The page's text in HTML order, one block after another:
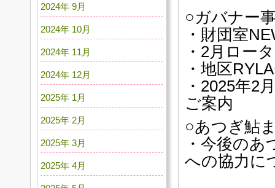
○ガバナー
・財団室
・2月ロー
・地区
・2025年2
ご案内
○あつぎ鮎
・今後の
への協力に
2024年 9月
2024年 10月
2024年 11月
2024年 12月
2025年 1月
2025年 2月
2025年 3月
2025年 4月